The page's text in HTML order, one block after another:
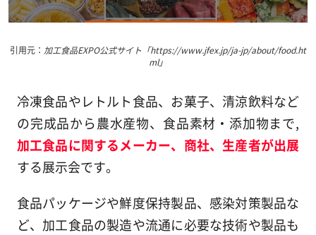
引用元： 加工食品EXPO公式サイト「https://www.jfex.jp/ja-jp/about/food.ht
ml」
冷凍食品やレトルト食品、お菓子、清涼飲料など
の完成品から農水産物、食品素材・添加物まで,
加工食品に関するメーカー、商社、生産者が出展
する展示会です。
食品パッケージや鮮度保持製品、感染対策製品な
ど、加工食品の製造や流通に必要な技術や製品も